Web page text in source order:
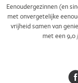
Eenoudergezinnen (en
met onvergetelijke
vrijheid samen van
met een9,0